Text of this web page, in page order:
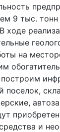
9 тыс.
ходе
на
поселок,
и